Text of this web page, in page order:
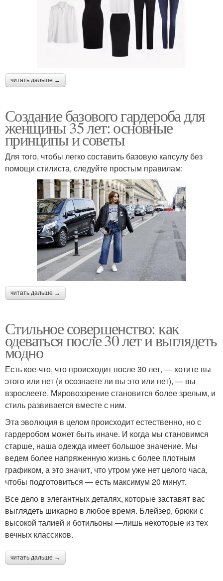
читать дальше →
Создание базового гардероба для
женщины 35 лет: основные
принципы и советы
Для того, чтобы легко составить базовую капсулу без
помощи стилиста, следуйте простым правилам:
читать дальше →
Стильное совершенство: как
одеваться после 30 лет и выглядеть
модно
Есть кое-что, что происходит после 30 лет, — хотите вы
этого или нет (и осознаете ли вы это или нет), — вы
взрослеете. Мировоззрение становится более зрелым, и
стиль развивается вместе с ним.
Эта эволюция в целом происходит естественно, но с
гардеробом может быть иначе. И когда мы становимся
старше, наша одежда имеет большое значение. Мы
ведем более напряженную жизнь с более плотным
графиком, а это значит, что утром уже нет целого часа,
чтобы подготовиться — есть максимум 20 минут.
Все дело в элегантных деталях, которые заставят вас
выглядеть шикарно в любое время. Блейзер, брюки с
высокой талией и ботильоны —лишь некоторые из тех
вечных классиков.
читать дальше →